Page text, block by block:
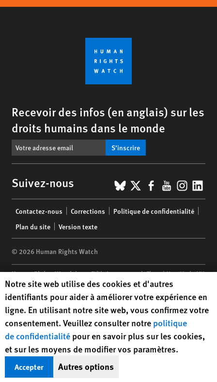
Recevoir des infos (en anglais) sur les
droits humains dans le monde
S’inscrire
Suivez-nous BlueSky
X Facebook
YouTube
menu
Contactez-nous Corrections
Politique de confidentialité
Plan du site
Version texte
© 2026 Human Rights Watch
Human Rights Watch| 350 Fifth Avenue, 34th Floor | New York,NY
10118-3299USA |t1.212.290.4700
Human Rights Watchis a 501(C)(3) nonprofit registered in the US
under EIN: 13-2875808
Human Rights Watch cookie preferences
Notre site web utilise des cookies et d'autres
identifiants pour aider à améliorer votre expérience en
ligne. En utilisant notre site web, vous confirmez votre
consentement. Veuillez consulter notre politique
de confidentialité pour en savoir plus sur les cookies,
et sur les moyens de modifier vos paramètres.
Accepter Autres options